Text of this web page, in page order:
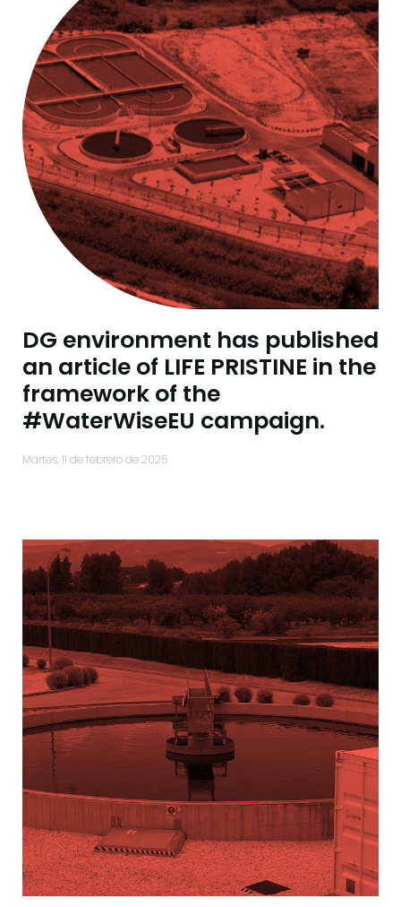
DG environment has published
an article of LIFE PRISTINE in the
framework of the
#WaterWiseEU campaign.
martes, 11 de febrero de 2025